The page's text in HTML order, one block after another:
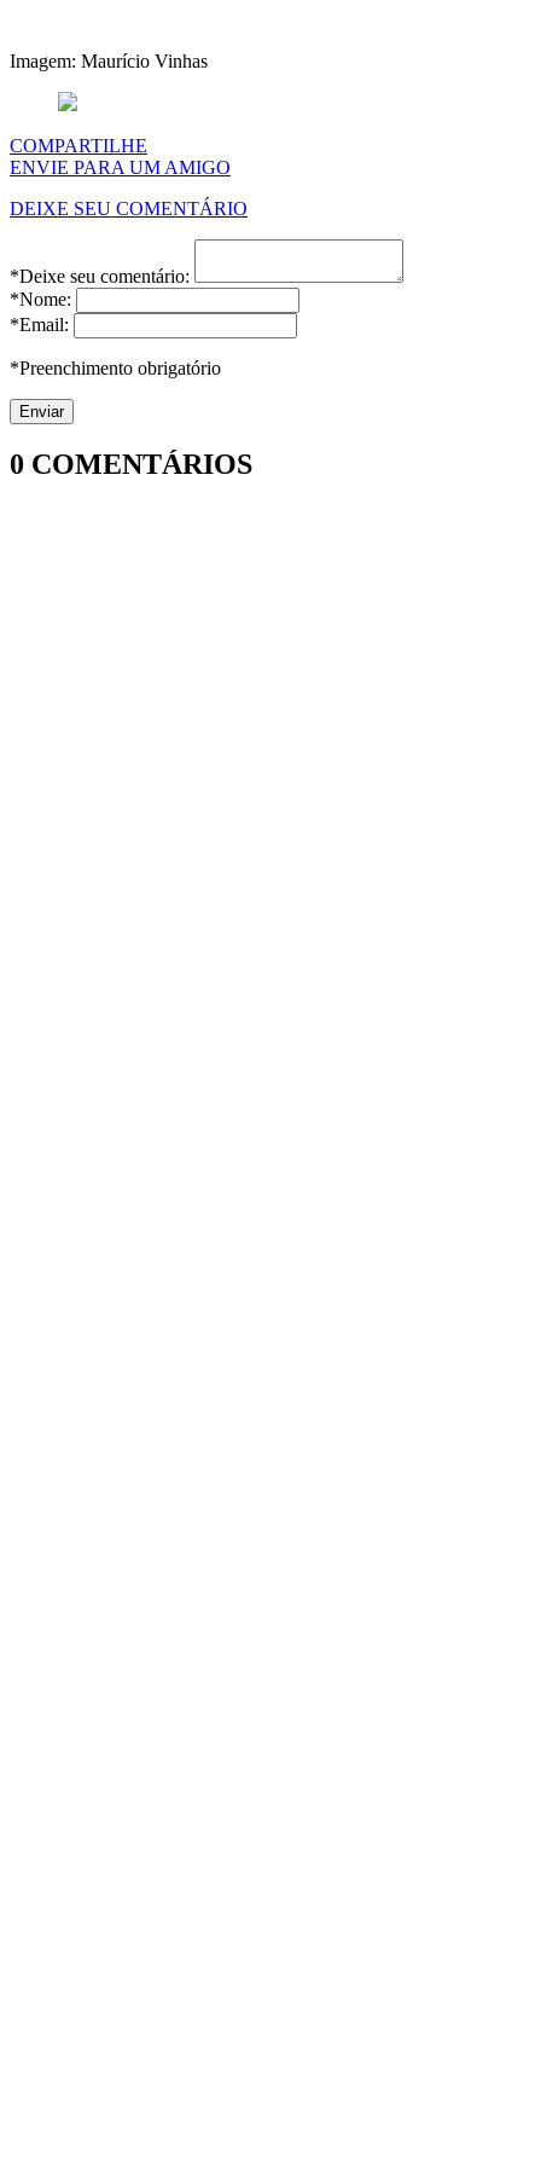
Imagem: Maurício Vinhas
COMPARTILHE
ENVIE PARA UM AMIGO
DEIXE SEU COMENTÁRIO
*Deixe seu comentário:
*Nome:
*Email:
*Preenchimento obrigatório
0 COMENTÁRIOS